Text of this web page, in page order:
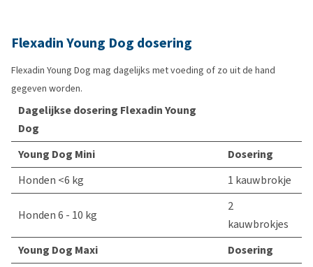
Flexadin Young Dog dosering
Flexadin Young Dog mag dagelijks met voeding of zo uit de hand
gegeven worden.
Dagelijkse dosering Flexadin Young
Dog
Young Dog Mini
Dosering
Honden <6 kg
1 kauwbrokje
Honden 6 - 10 kg
2
kauwbrokjes
Young Dog Maxi
Dosering